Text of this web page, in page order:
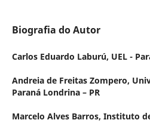
Biografia do Autor
Carlos Eduardo Laburú, UEL -
Andreia de Freitas Zompero,
Paraná Londrina – PR
Marcelo Alves Barros, Instituto